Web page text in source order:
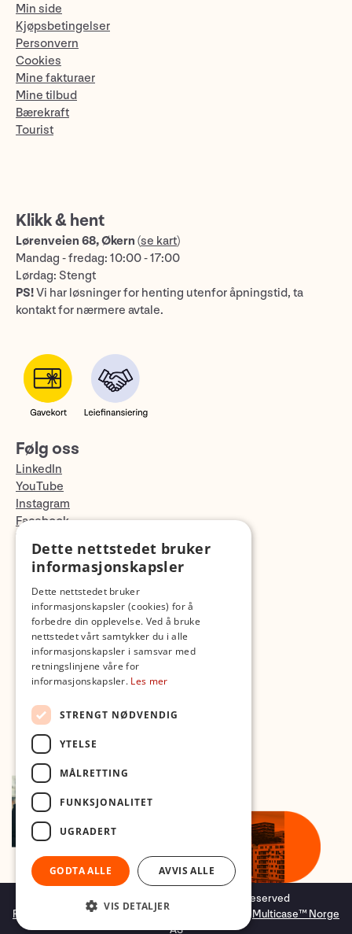
Min side
Kjøpsbetingelser
Personvern
Cookies
Mine fakturaer
Mine tilbud
Bærekraft
Tourist
Klikk & hent
Lørenveien 68, Økern (se kart)
Mandag - fredag: 10:00 - 17:00
Lørdag: Stengt
PS!Vi har løsninger for henting utenfor åpningstid, ta
kontakt for nærmere avtale.
Følg oss
LinkedIn
YouTube
Instagram
Facebook
TikTok
Fotopodden
Med forbehold om skrive- og lagerfeil
Copyright © 2026 Foto.no - All rights reserved
Forretningssystem og nettbutikkløsning levert avMulticase™ Norge
AS
Dette nettstedet bruker
informasjonskapsler
Dette nettstedet bruker
informasjonskapsler (cookies) for å
forbedre din opplevelse. Ved å bruke
nettstedet vårt samtykker du i alle
informasjonskapsler i samsvar med
retningslinjene våre for
informasjonskapsler. Les mer
STRENGT NØDVENDIG
YTELSE
MÅLRETTING
FUNKSJONALITET
UGRADERT
GODTA ALLE AVVIS ALLE
VIS DETALJER